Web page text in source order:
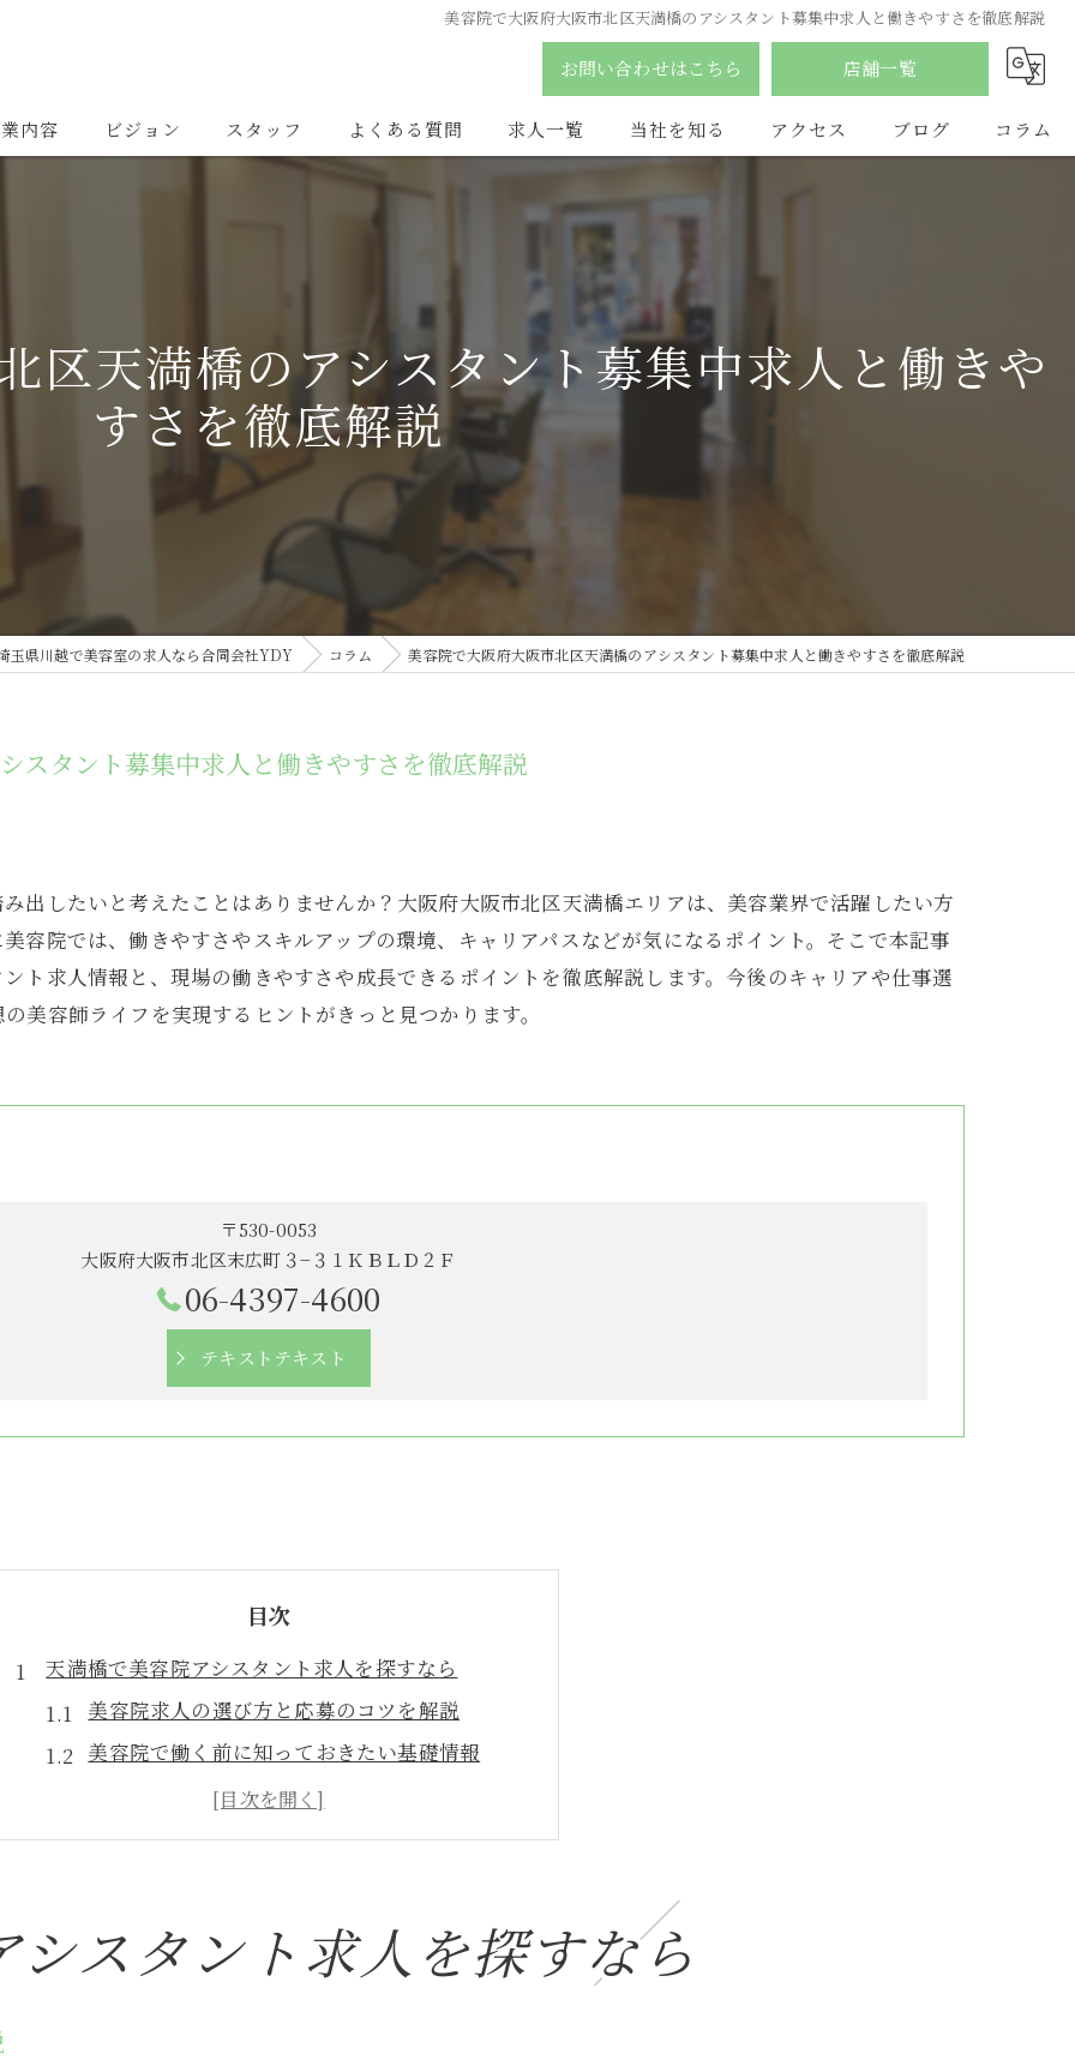
美容院で大阪府大阪市北区天満橋のアシスタント募集中求人と働きやすさを徹底解説
お問い合わせはこちら 店舗一覧
内容 ビジョン スタッフ よくある質問 求人一覧 当社を知る
南森町の美容室
ふじみ野市の美容室
アルバイト
パート
スタイリスト
アクセス
vist
ブログ コラム
区天満橋のアシスタント募集中求人と働きや
すさを徹底解説
玉県川越で美容室の求人なら合同会社YDY コラム 美容院で大阪府大阪市北区天満橋のアシスタント募集中求人と働きやすさを徹底解説
スタント募集中求人と働きやすさを徹底解説
出したいと考えたことはありませんか？大阪府大阪市北区天満橋エリアは、美容業界で活躍したい方
容院では、働きやすさやスキルアップの環境、キャリアパスなどが気になるポイント。そこで本記事
ト求人情報と、現場の働きやすさや成長できるポイントを徹底解説します。今後のキャリアや仕事選
美容師ライフを実現するヒントがきっと見つかります。
〒530-0053
大阪府大阪市北区末広町３−３１ＫＢＬＤ２Ｆ
06-4397-4600
テキストテキスト
目次
天満橋で美容院アシスタント求人を探すなら
美容院求人の選び方と応募のコツを解説
美容院で働く前に知っておきたい基礎情報
理想の美容院求人を見つける検索ポイント
美容院アシスタント職の最新動向をチェック
アシスタントとして働く魅力とは何か
スタント求人を探すなら